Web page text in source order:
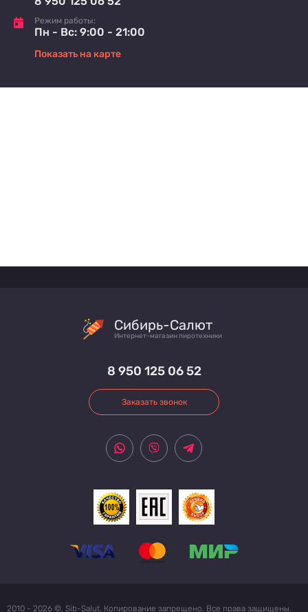
Режим работы:
Пн - Вс: 9:00 - 21:00
Показать на карте
Сибирь-Салют
Интернет-магазин пиротехники
8 950 125 06 52
Заказать звонок
2010 - 2026 ©. Sib-Salut. Копирование запрещено. Все права защищены.